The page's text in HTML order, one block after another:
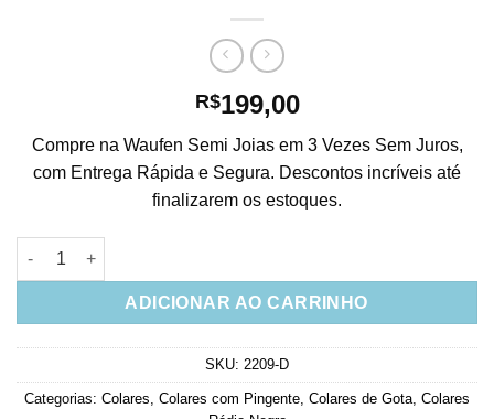
R$199,00
Compre na Waufen Semi Joias em 3 Vezes Sem Juros,
com Entrega Rápida e Segura. Descontos incríveis até
finalizarem os estoques.
Colar De Gotinhas Delicadas Pretas E Cristais Rodio Negro
ADICIONAR AO CARRINHO
SKU: 2209-D
Categorias: Colares Colares com Pingente Colares de Gota Colares